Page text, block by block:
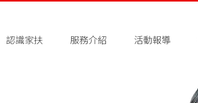
認識家扶 服務介紹 活動報導